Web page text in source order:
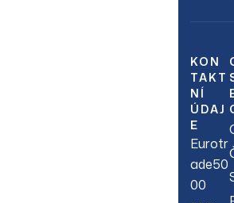
KON
TAKT
NÍ
ÚDAJ
E
Eurotr
ade50
00